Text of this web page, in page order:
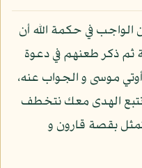
في حكمة الله أن
ثم ذكر طعنهم في دعوة
موسى و الجواب عنه،
نتبع الهدى معك نتخطف
بقصة قارون و